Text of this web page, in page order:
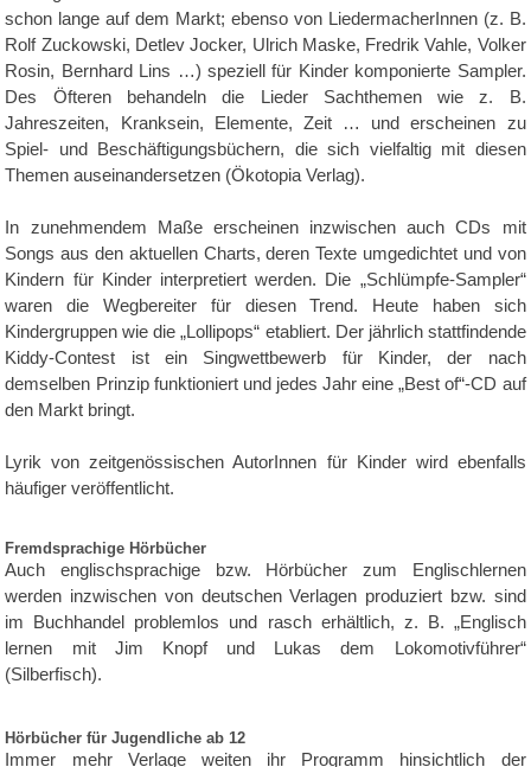
schon lange auf dem Markt; ebenso von LiedermacherInnen (z. B.
Rolf Zuckowski, Detlev Jocker, Ulrich Maske, Fredrik Vahle, Volker
Rosin, Bernhard Lins …) speziell für Kinder komponierte Sampler.
Des Öfteren behandeln die Lieder Sachthemen wie z. B.
Jahreszeiten, Kranksein, Elemente, Zeit … und erscheinen zu
Spiel- und Beschäftigungsbüchern, die sich vielfaltig mit diesen
Themen auseinandersetzen (Ökotopia Verlag).
In zunehmendem Maße erscheinen inzwischen auch CDs mit
Songs aus den aktuellen Charts, deren Texte umgedichtet und von
Kindern für Kinder interpretiert werden. Die „Schlümpfe-Sampler“
waren die Wegbereiter für diesen Trend. Heute haben sich
Kindergruppen wie die „Lollipops“ etabliert. Der jährlich stattfindende
Kiddy-Contest ist ein Singwettbewerb für Kinder, der nach
demselben Prinzip funktioniert und jedes Jahr eine „Best of“-CD auf
den Markt bringt.
Lyrik von zeitgenössischen AutorInnen für Kinder wird ebenfalls
häufiger veröffentlicht.
Fremdsprachige Hörbücher
Auch englischsprachige bzw. Hörbücher zum Englischlernen
werden inzwischen von deutschen Verlagen produziert bzw. sind
im Buchhandel problemlos und rasch erhältlich, z. B. „Englisch
lernen mit Jim Knopf und Lukas dem Lokomotivführer“
(Silberfisch).
Hörbücher für Jugendliche ab 12
Immer mehr Verlage weiten ihr Programm hinsichtlich der